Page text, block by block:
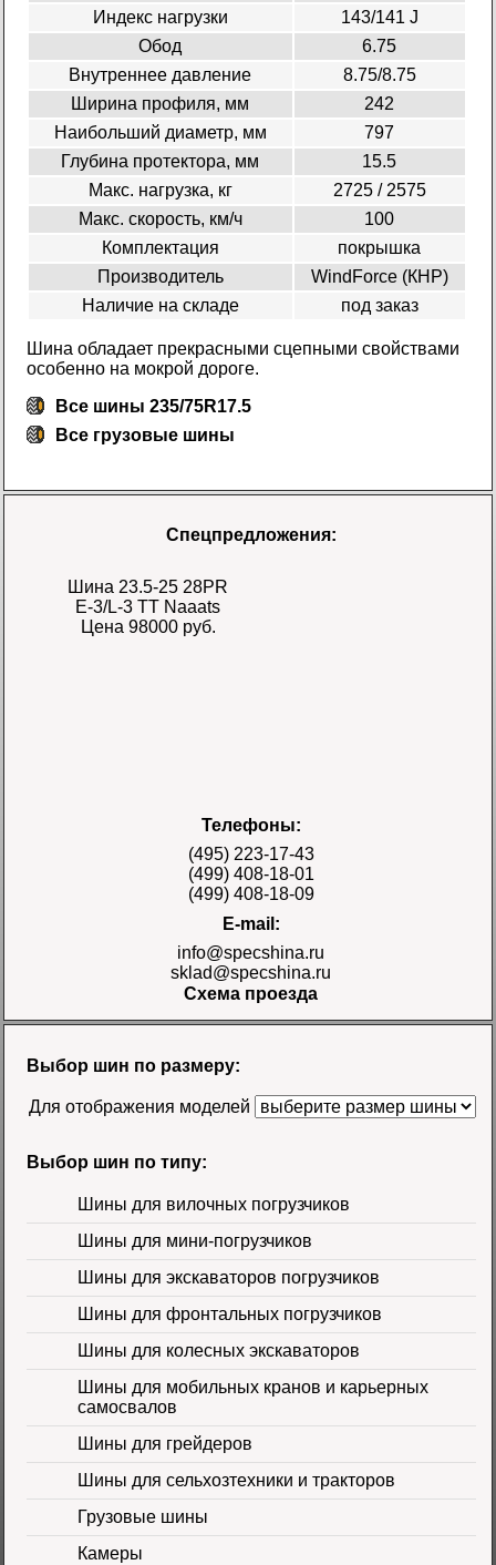
Индекс нагрузки
143/141 J
Обод
6.75
Внутреннее давление
8.75/8.75
Ширина профиля, мм
242
Наибольший диаметр, мм
797
Глубина протектора, мм
15.5
Макс. нагрузка, кг
2725 / 2575
Макс. скорость, км/ч
100
Комплектация
покрышка
Производитель
WindForce (КНР)
Наличие на складе
под заказ
Шина обладает прекрасными сцепными свойствами
особенно на мокрой дороге.
Все шины 235/75R17.5
Все грузовые шины
Спецпредложения:
Шина 23.5-25 28PR
E-3/L-3 TT Naaats
Цена 98000 руб.
E-3/L-3 TT Naaats
Цена 48000 руб.
58500 руб.
Шина 16.9-30
14PR TL Galaxy
Цена 60000 руб.
Шина 16.9-24 16PR
IND-80 OzkaЦена
46000 руб.
Телефоны:
(495) 223-17-43
(499) 408-18-01
(499) 408-18-09
E-mail:
info@specshina.ru
sklad@specshina.ru
Схема проезда
Выбор шин по размеру:
Для отображения моделей
Выбор шин по типу:
Шины для вилочных погрузчиков
Шины для мини-погрузчиков
Шины для экскаваторов погрузчиков
Шины для фронтальных погрузчиков
Шины для колесных экскаваторов
Шины для мобильных кранов и карьерных
самосвалов
Шины для грейдеров
Шины для сельхозтехники и тракторов
Грузовые шины
Камеры